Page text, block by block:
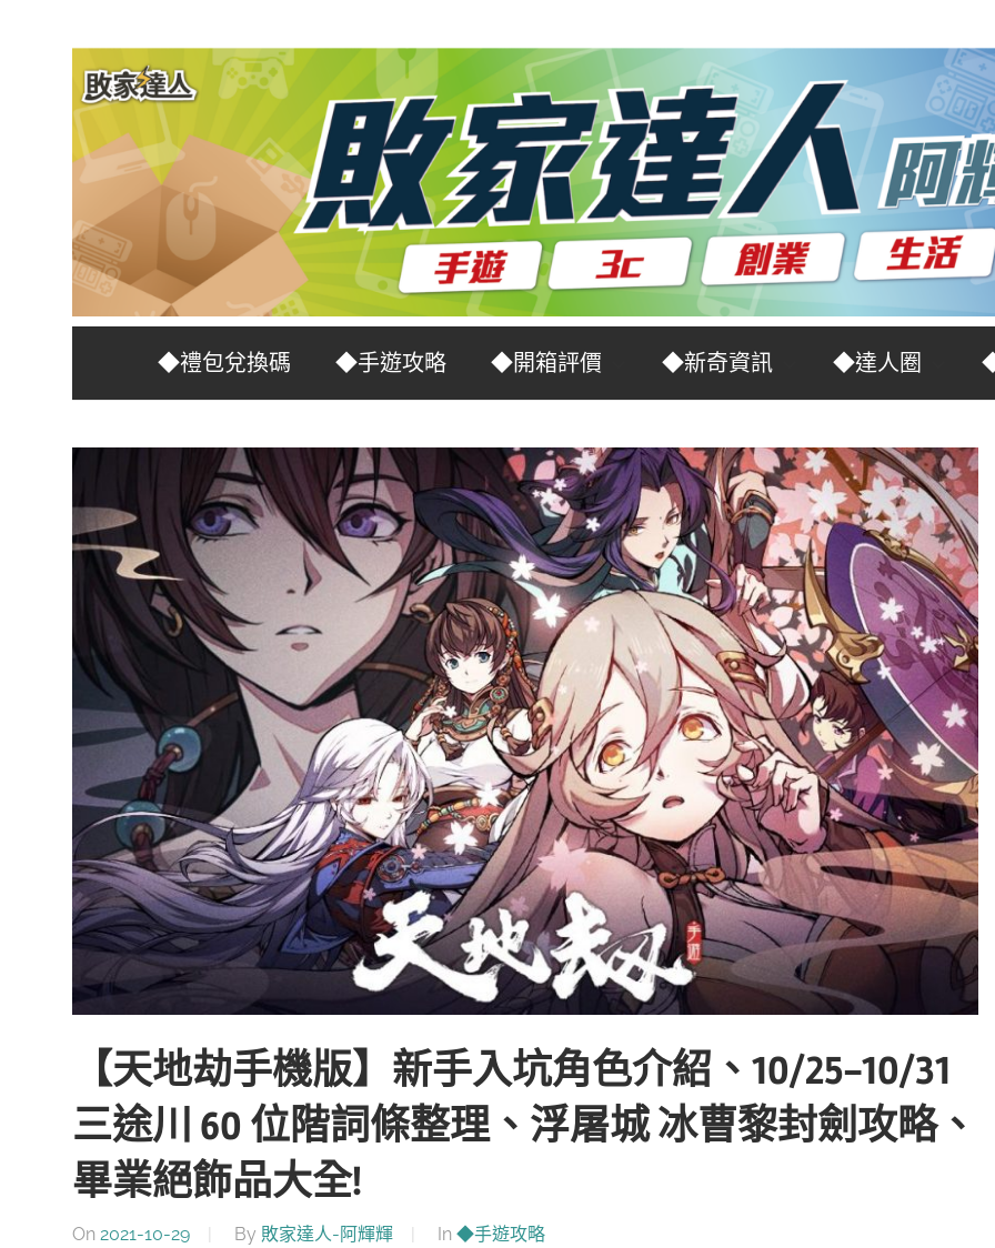
家
達
人
推
薦
No.1
科
技
◆禮包兌換碼 ◆手遊攻略 ◆開箱評價 ◆新奇資訊 ◆達人圈
【天地劫手機版】新手入坑角色介紹、10/25-10/31
三途川 60 位階詞條整理、浮屠城 冰曹黎封劍攻略、
畢業絕飾品大全!
On 2021-10-29 By 敗家達人-阿輝輝 In ◆手遊攻略